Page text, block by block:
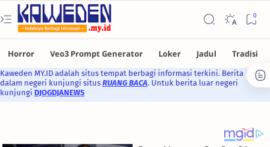
Kaweden MY.ID adalah situs tempat berbagi informasi terkini. Berita
dalam negeri kunjungi situs RUANG BACA. Untuk berita luar negeri
kunjungi DJOGDJANEWS